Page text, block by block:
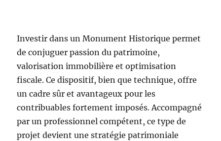
Investir dans un Monument Historique permet
de conjuguer passion du patrimoine,
valorisation immobilière et optimisation
fiscale. Ce dispositif, bien que technique, offre
un cadre sûr et avantageux pour les
contribuables fortement imposés. Accompagné
par un professionnel compétent, ce type de
projet devient une stratégie patrimoniale